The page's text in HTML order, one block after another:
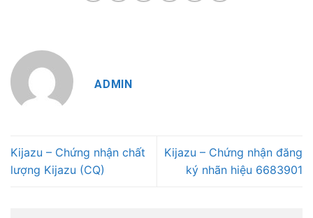
ADMIN
Kijazu – Chứng nhận chất
lượng Kijazu (CQ)
Kijazu – Chứng nhận đăng
ký nhãn hiệu 6683901